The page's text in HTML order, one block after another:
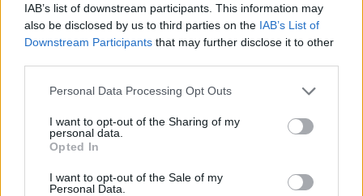
IAB’s list of downstream participants. This information may
also be disclosed by us to third parties on the IAB’s List of
Downstream Participants that may further disclose it to other
Personal Data Processing Opt Outs
I want to opt-out of the Sharing of my
personal data.
Opted In
I want to opt-out of the Sale of my
Personal Data.
Εγγραφή στο newsletter
Αποδέχομαι τους
και την πολιτική απορρήτου